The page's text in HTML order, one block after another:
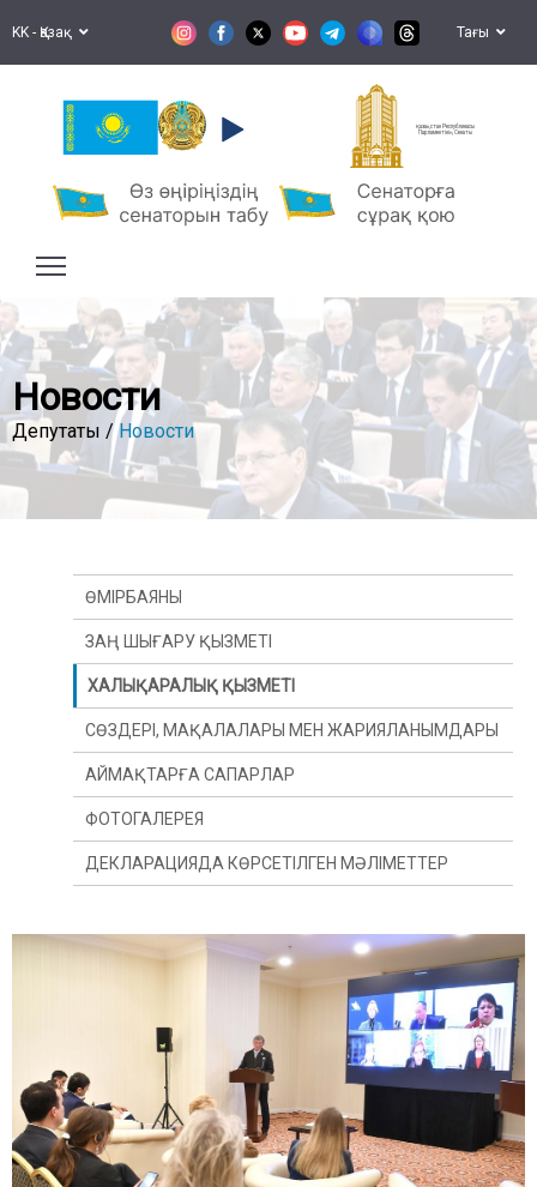
KK - Қазақ Тағы
Қазақстан Республикасы
Парламентінің Сенаты
Новости
Депутаты /Новости
ӨМІРБАЯНЫ
ЗАҢ ШЫҒАРУ ҚЫЗМЕТІ
ХАЛЫҚАРАЛЫҚ ҚЫЗМЕТІ
СӨЗДЕРІ, МАҚАЛАЛАРЫ МЕН ЖАРИЯЛАНЫМДАРЫ
АЙМАҚТАРҒА САПАРЛАР
ФОТОГАЛЕРЕЯ
ДЕКЛАРАЦИЯДА КӨРСЕТІЛГЕН МӘЛІМЕТТЕР